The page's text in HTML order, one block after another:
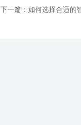
下一篇：如何选择合适的